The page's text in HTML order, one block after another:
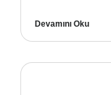
Devamını Oku